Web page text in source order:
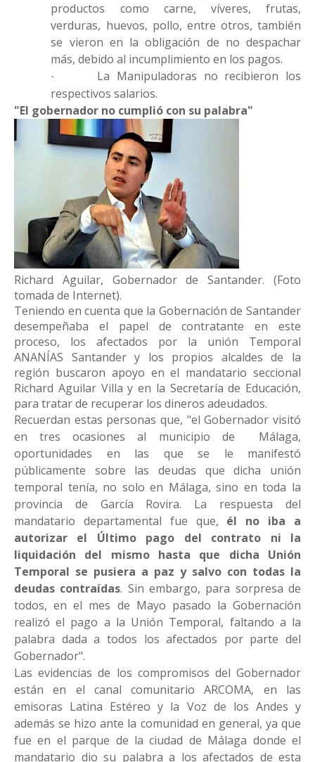
productos como carne, víveres, frutas,
verduras, huevos, pollo, entre otros, también
se vieron en la obligación de no despachar
más, debido al incumplimiento en los pagos.
·
La Manipuladoras no recibieron los
respectivos salarios.
"El gobernador no cumplió con su palabra"
​Richard Aguilar, Gobernador de Santander. (Foto
tomada de Internet).
Teniendo en cuenta que la Gobernación de Santander
desempeñaba el papel de contratante en este
proceso, los afectados por la unión Temporal
ANANÍAS Santander y los propios alcaldes de la
región buscaron apoyo en el mandatario seccional
Richard Aguilar Villa y en la Secretaría de Educación,
para tratar de recuperar los dineros adeudados.
Recuerdan estas personas que, "el Gobernador visitó
en tres ocasiones al municipio de
Málaga,
oportunidades en las que se le manifestó
públicamente sobre las deudas que dicha unión
temporal tenía, no solo en Málaga, sino en toda la
provincia de García Rovira. La respuesta del
mandatario departamental fue que, él no iba a
autorizar el Último pago del contrato ni la
liquidación del mismo hasta que dicha Unión
Temporal se pusiera a paz y salvo con todas la
deudas contraídas. Sin embargo, para sorpresa de
todos, en el mes de Mayo pasado la Gobernación
realizó el pago a la Unión Temporal, faltando a la
palabra dada a todos los afectados por parte del
Gobernador".
Las evidencias de los compromisos del Gobernador
están en el canal comunitario ARCOMA, en las
emisoras Latina Estéreo y la Voz de los Andes y
además se hizo ante la comunidad en general, ya que
fue en el parque de la ciudad de Málaga donde el
mandatario dio su palabra a los afectados de esta